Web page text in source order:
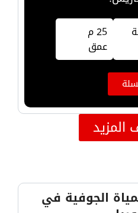
25 م
عمق
الجوفية في